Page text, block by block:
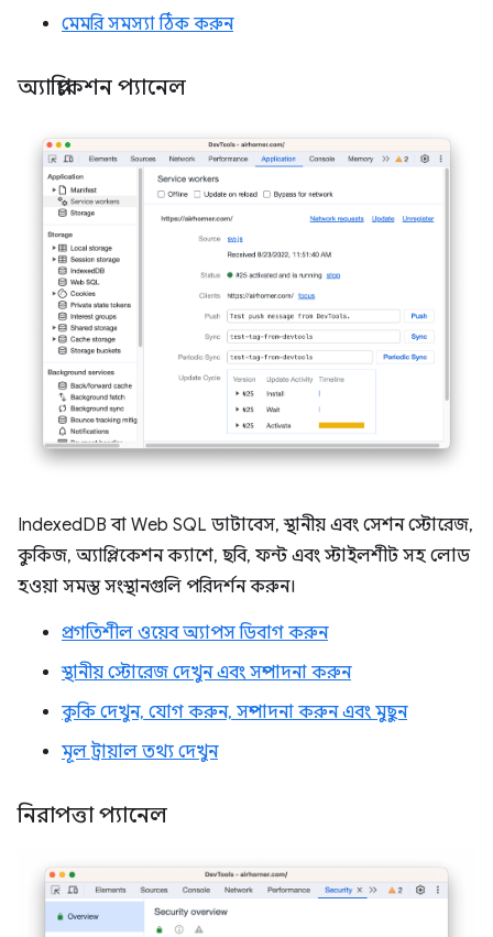
মেমরি সমস্যা ঠিক করুন
অ্যাপ্লিকেশন প্যানেল
IndexedDB বা Web SQL ডাটাবেস, স্থানীয় এবং সেশন স্টোরেজ,
কুকিজ, অ্যাপ্লিকেশন ক্যাশে, ছবি, ফন্ট এবং স্টাইলশীট সহ লোড
হওয়া সমস্ত সংস্থানগুলি পরিদর্শন করুন।
প্রগতিশীল ওয়েব অ্যাপস ডিবাগ করুন
স্থানীয় স্টোরেজ দেখুন এবং সম্পাদনা করুন
কুকি দেখুন, যোগ করুন, সম্পাদনা করুন এবং মুছুন
মূল ট্রায়াল তথ্য দেখুন
নিরাপত্তা প্যানেল